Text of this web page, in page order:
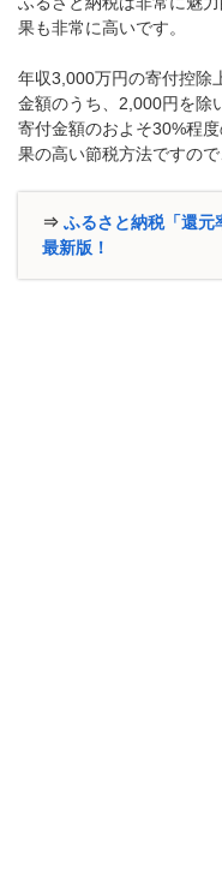
果も非常に高いです。
年収3,000万円の寄付控除
金額のうち、2,000円を除
寄付金額のおよそ30%程
果の高い節税方法ですの
⇒ ふるさと納税「還元
最新版！